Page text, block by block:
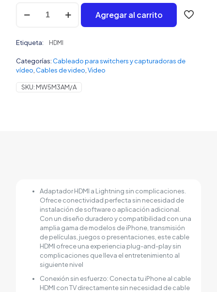
Adaptador
Lightning
a
cantidad
Agregar al carrito
Etiqueta: HDMI
Categorías: Cableado para switchers y capturadoras de
vídeo Cables de video Video
SKU: MW5M3AM/A
Adaptador HDMI a Lightning sin complicaciones.
Ofrece conectividad perfecta sin necesidad de
instalación de software o aplicación adicional.
Con un diseño duradero y compatibilidad con una
amplia gama de modelos de iPhone, transmisión
de películas, juegos o presentaciones, este cable
HDMI ofrece una experiencia plug-and-play sin
complicaciones que lleva el entretenimiento al
siguiente nivel
Conexión sin esfuerzo: Conecta tu iPhone al cable
HDMI con TV directamente sin necesidad de cable